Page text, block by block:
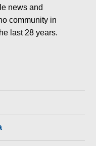
news and
community in
last 28 years.